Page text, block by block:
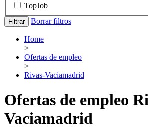
TopJob
Filtrar Borrar filtros
Home
>
Ofertas de empleo
>
Rivas-Vaciamadrid
Ofertas de empleo
Vaciamadrid